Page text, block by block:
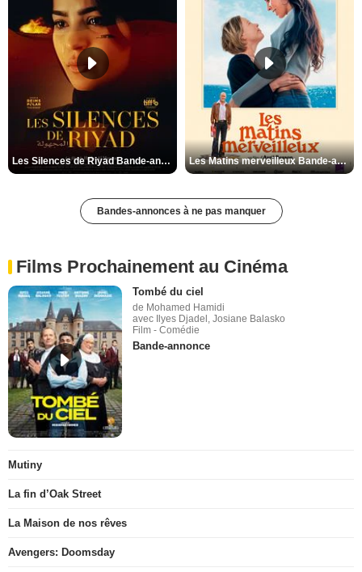
Les Silences de Riyad Bande-annonce VO STFR Les Matins merveilleux Bande-annonce VF
Bandes-annonces à ne pas manquer
Films Prochainement au Cinéma
Tombé du ciel
de Mohamed Hamidi
avec Ilyes Djadel, Josiane Balasko
Film - Comédie
Bande-annonce
Mutiny
La fin d’Oak Street
La Maison de nos rêves
Avengers: Doomsday